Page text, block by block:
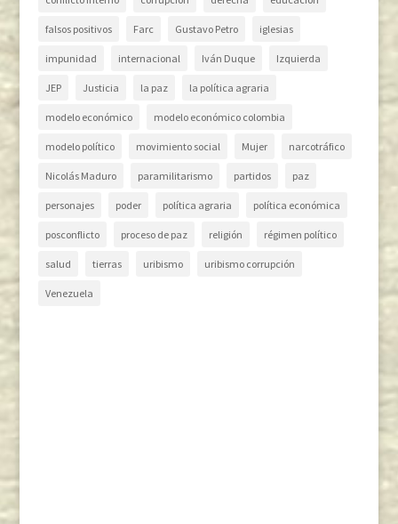
falsos positivos Farc Gustavo Petro iglesias
impunidad internacional Iván Duque Izquierda
JEP Justicia la paz la política agraria
modelo económico modelo económico colombia
modelo político movimiento social Mujer narcotráfico
Nicolás Maduro paramilitarismo partidos paz
personajes poder política agraria política económica
posconflicto proceso de paz religión régimen político
salud tierras uribismo uribismo corrupción
Venezuela